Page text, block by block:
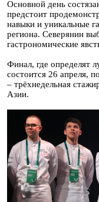
Основной день
предстоит
навыки и уникальные
региона. Северянин
гастрономические
Финал, где определят
состоится 26 апреля,
– трёхнедельная
Азии.